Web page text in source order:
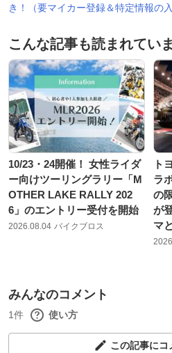
き！（要マイカー登録＆特定情報の入
こんな記事も読まれてい
10/23・24開催！ 女性ライダ
ー向けツーリングラリー「M
OTHER LAKE RALLY 202
6」のエントリー受付を開始
2026.08.04 バイクブロス
ト
ラ
の
が
マ
みんなのコメント
1件 使い方
この記事にコ